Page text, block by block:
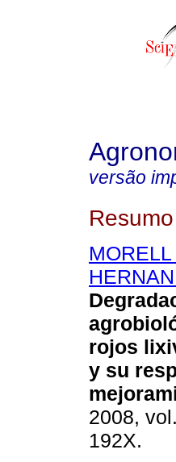
versão
Resumo
rojos
y su
2008,
192X.